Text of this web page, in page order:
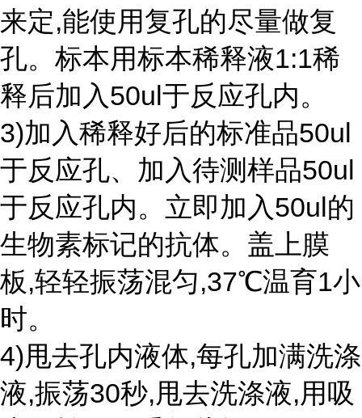
来定,能使用复孔的尽量做复
孔。标本用标本稀释液1:1稀
释后加入50ul于反应孔内。
3)加入稀释好后的标准品50ul
于反应孔、加入待测样品50ul
于反应孔内。立即加入50ul的
生物素标记的抗体。盖上膜
板,轻轻振荡混匀,37℃温育1小
时。
4)甩去孔内液体,每孔加满洗涤
液,振荡30秒,甩去洗涤液,用吸